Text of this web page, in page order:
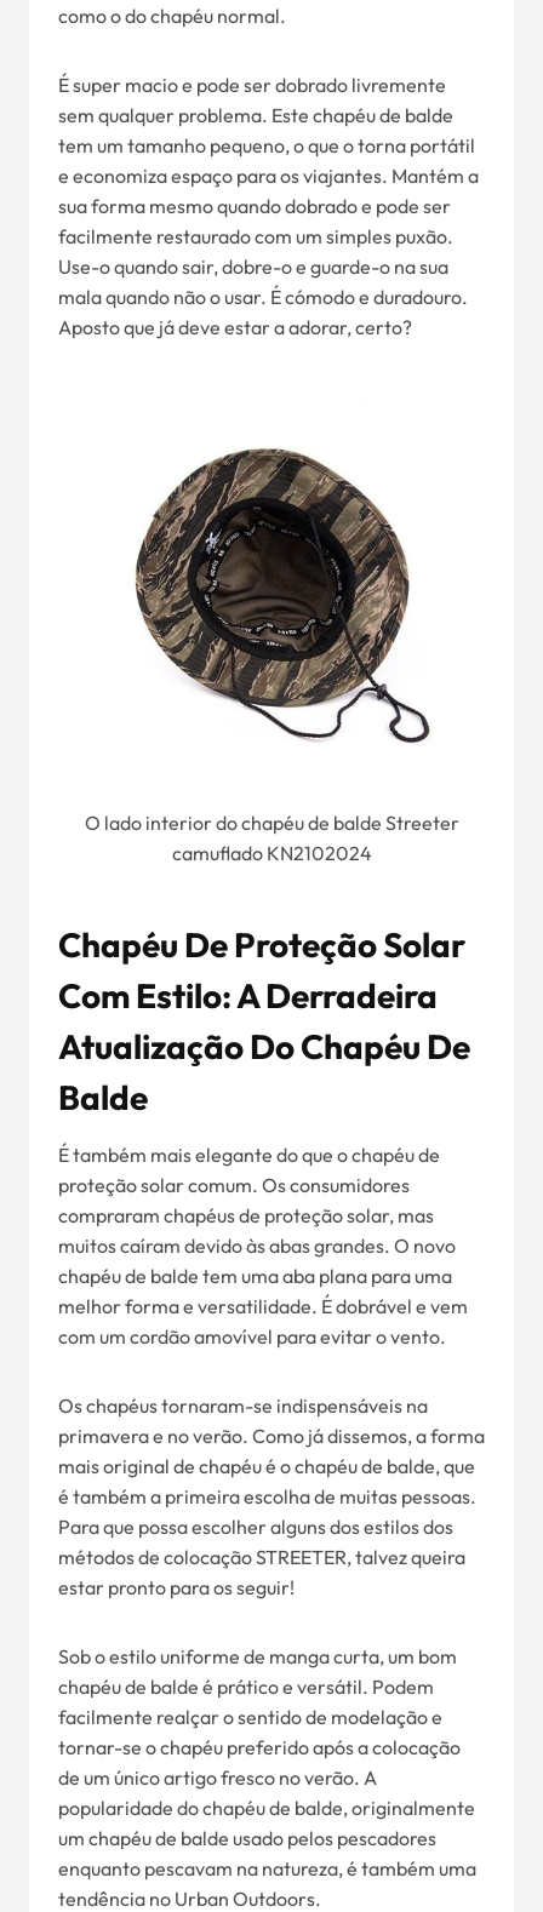
como o do chapéu normal.
É super macio e pode ser dobrado livremente
sem qualquer problema. Este chapéu de balde
tem um tamanho pequeno, o que o torna portátil
e economiza espaço para os viajantes. Mantém a
sua forma mesmo quando dobrado e pode ser
facilmente restaurado com um simples puxão.
Use-o quando sair, dobre-o e guarde-o na sua
mala quando não o usar. É cómodo e duradouro.
Aposto que já deve estar a adorar, certo?
O lado interior do chapéu de balde Streeter
camuflado KN2102024
Chapéu De Proteção Solar
Com Estilo: A Derradeira
Atualização Do Chapéu De
Balde
É também mais elegante do que o chapéu de
proteção solar comum. Os consumidores
compraram chapéus de proteção solar, mas
muitos caíram devido às abas grandes. O novo
chapéu de balde tem uma aba plana para uma
melhor forma e versatilidade. É dobrável e vem
com um cordão amovível para evitar o vento.
Os chapéus tornaram-se indispensáveis na
primavera e no verão. Como já dissemos, a forma
mais original de chapéu é o chapéu de balde, que
é também a primeira escolha de muitas pessoas.
Para que possa escolher alguns dos estilos dos
métodos de colocação STREETER, talvez queira
estar pronto para os seguir!
Sob o estilo uniforme de manga curta, um bom
chapéu de balde é prático e versátil. Podem
facilmente realçar o sentido de modelação e
tornar-se o chapéu preferido após a colocação
de um único artigo fresco no verão. A
popularidade do chapéu de balde, originalmente
um chapéu de balde usado pelos pescadores
enquanto pescavam na natureza, é também uma
tendência no Urban Outdoors.